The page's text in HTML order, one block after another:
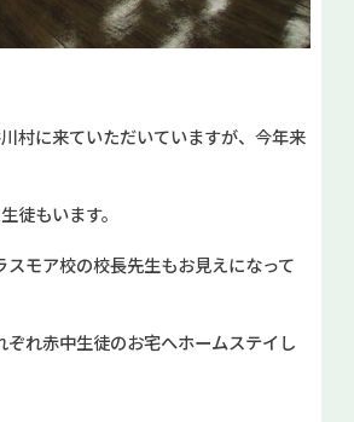
村に来ていただいていますが、今年来
徒もいます。
スモア校の校長先生もお見えになって
ぞれ赤中生徒のお宅へホームステイし